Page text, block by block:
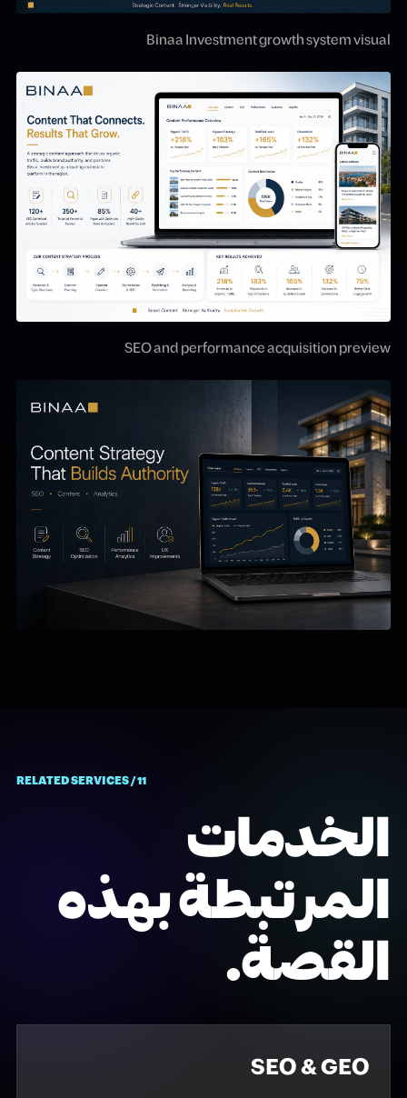
Binaa Investment growth system visual
SEO and performance acquisition preview
11 / RELATED SERVICES
الخدمات
المرتبطة بهذه
القصة.
SEO & GEO